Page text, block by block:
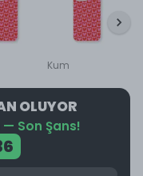
Kum
OLUYOR
— Son Şans!